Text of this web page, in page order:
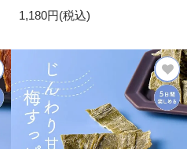
1,180円(税込)